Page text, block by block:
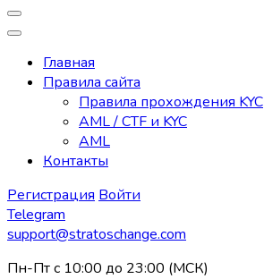
Главная
Правила сайта
Правила прохождения KYC
AML / CTF и KYC
AML
Контакты
Регистрация Войти
Telegram
support@stratoschange.com
Пн-Пт с 10:00 до 23:00 (МСК)